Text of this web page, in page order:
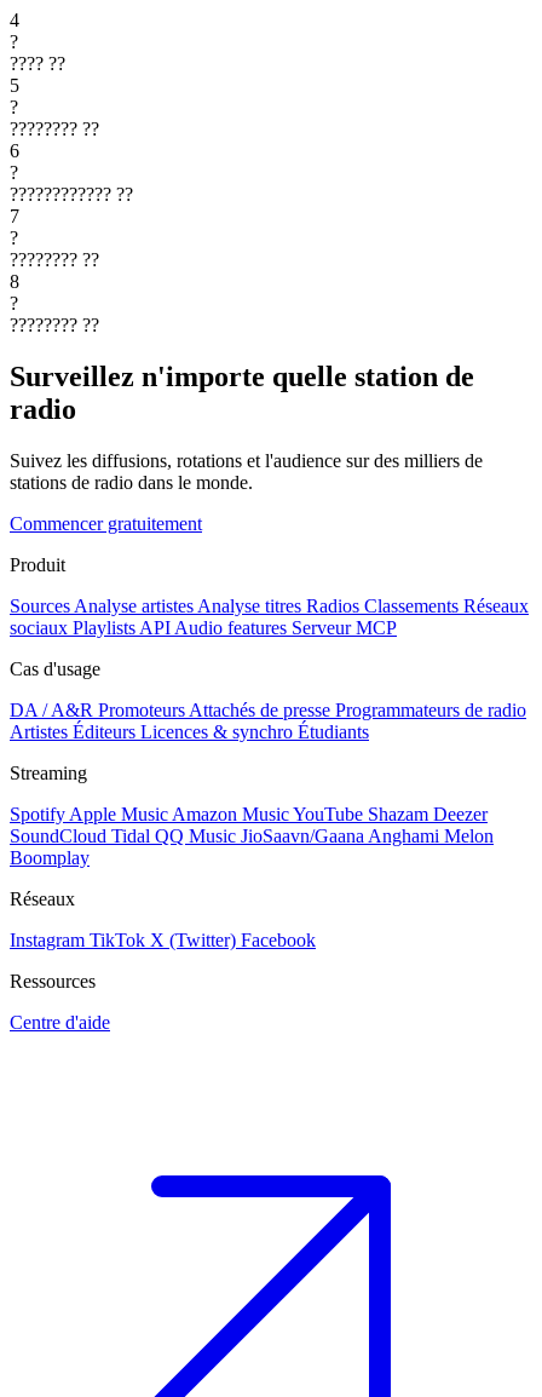
4
?
???? ??
5
?
???????? ??
6
?
???????????? ??
7
?
???????? ??
8
?
???????? ??
Surveillez n'importe quelle station de
radio
Suivez les diffusions, rotations et l'audience sur des milliers de
stations de radio dans le monde.
Commencer gratuitement
Produit
Sources Analyse artistes Analyse titres Radios Classements Réseaux
sociaux Playlists API Audio features Serveur MCP
Cas d'usage
DA / A&R Promoteurs Attachés de presse Programmateurs de radio
Artistes Éditeurs Licences & synchro Étudiants
Streaming
Spotify Apple Music Amazon MusicYouTube Shazam Deezer
SoundCloud Tidal QQ Music JioSaavn/Gaana Anghami Melon
Boomplay
Réseaux
Instagram TikTok X (Twitter) Facebook
Ressources
Centre d'aide